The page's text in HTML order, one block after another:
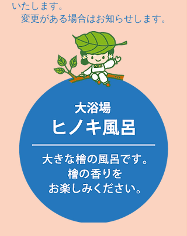
いたします。
変更がある場合はお知らせします。
浴槽の淵を石材にリニューアル！
清潔感のある仕上がりになりまし
た。壁や天井は県産木材を使用。
引き続き木の香りをお楽しみくださ
い。